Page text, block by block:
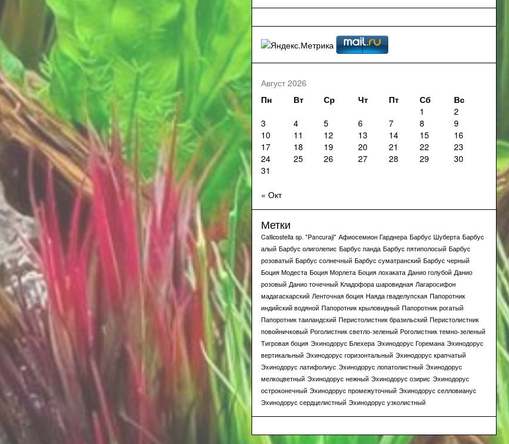
Август 2026
Пн
Вт Ср Чт Пт Сб
Вс
1
2
3
4 5 6 7 8
9
10
11 12 13 14 15
16
17
18 19 20 21 22
23
24
25 26 27 28 29
30
31
« Окт
Метки
Callicostella sp. "Pancuraji" Афиосемион Гарднера Барбус Шуберта Барбус
алый Барбус олиголепис Барбус панда Барбус пятиполосый Барбус
розоватый Барбус солнечный Барбус суматранский Барбус черный
Боция Модеста Боция Морлета Боция лохаката Данио голубой Данио
розовый Данио точечный Кладофора шаровидная Лагаросифон
мадагаскарский Ленточная боция Наяда гваделупская Папоротник
индийский водяной Папоротник крыловидный Папоротник рогатый
Папоротник таиландский Перистолистник бразильский Перистолистник
повойничковый Роголистник светло-зеленый Роголистник темно-зеленый
Тигровая боция Эхинодорус Блехера Эхинодорус Горемана Эхинодорус
вертикальный Эхинодорус горизонтальный Эхинодорус крапчатый
Эхинодорус латифолиус Эхинодорус лопатолистный Эхинодорус
мелкоцветный Эхинодорус нежный Эхинодорус озирис Эхинодорус
остроконечный Эхинодорус промежуточный Эхинодорус селловианус
Эхинодорус сердцелистный Эхинодорус узколистный